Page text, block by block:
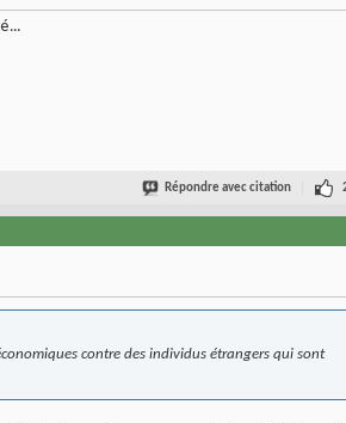
Répondre avec citation
contre des individus étrangers qui sont